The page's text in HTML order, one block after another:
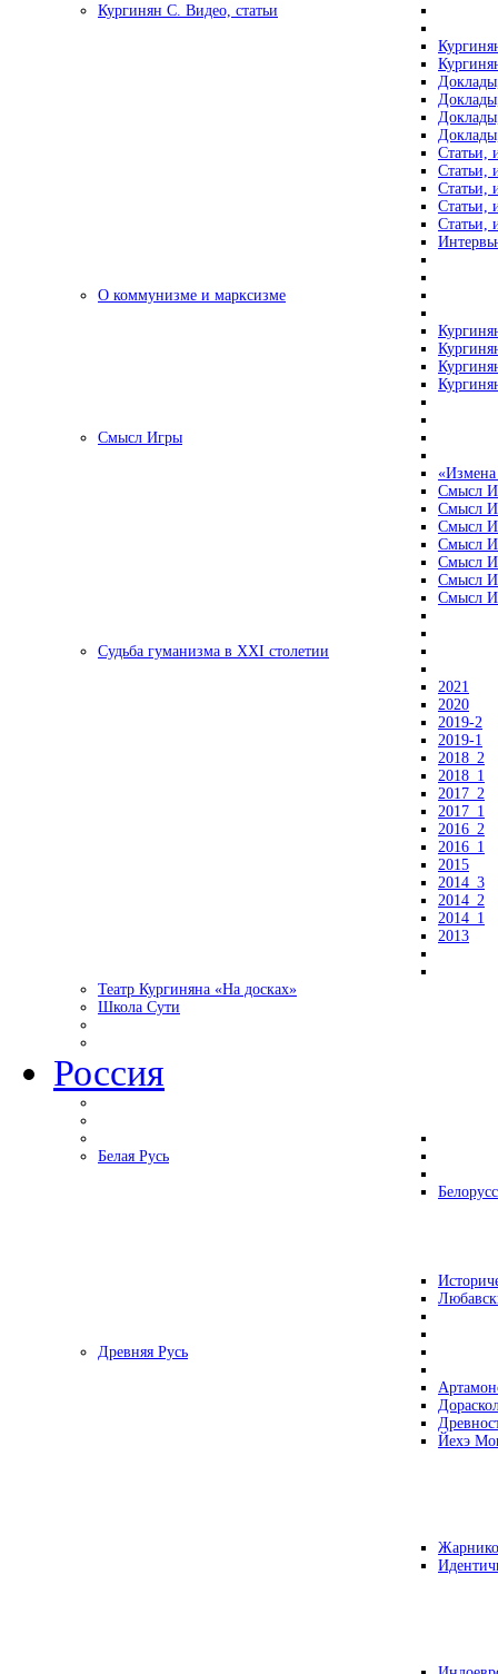
Кургинян С. Видео, статьи
Статьи,
Статьи,
Статьи,
Статьи,
Статьи,
О коммунизме и марксизме
Смысл Игры
«Измена
Смысл
Смысл
Смысл
Смысл
Смысл
Смысл
Смысл
Судьба гуманизма в XXI столетии
2021
2020
2019-2
2019-1
2018_2
2018_1
2017_2
2017_1
2016_2
2016_1
2015
2014_3
2014_2
2014_1
2013
Театр Кургиняна «На досках»
Школа Сути
Россия
Белая Русь
Древняя Русь
Йехэ